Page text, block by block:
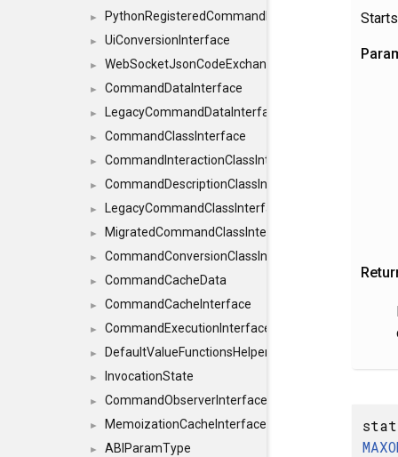
► PythonRegisteredCommandIdsInterface
► UiConversionInterface
► WebSocketJsonCodeExchangerInterface
► CommandDataInterface
► LegacyCommandDataInterface
► CommandClassInterface
► CommandInteractionClassInterface
► CommandDescriptionClassInterface
► LegacyCommandClassInterface
► MigratedCommandClassInterface
► CommandConversionClassInterface
► CommandCacheData
► CommandCacheInterface
► CommandExecutionInterface
► DefaultValueFunctionsHelper< const Result<
► InvocationState
► CommandObserverInterface
► MemoizationCacheInterface
► ABIParamType